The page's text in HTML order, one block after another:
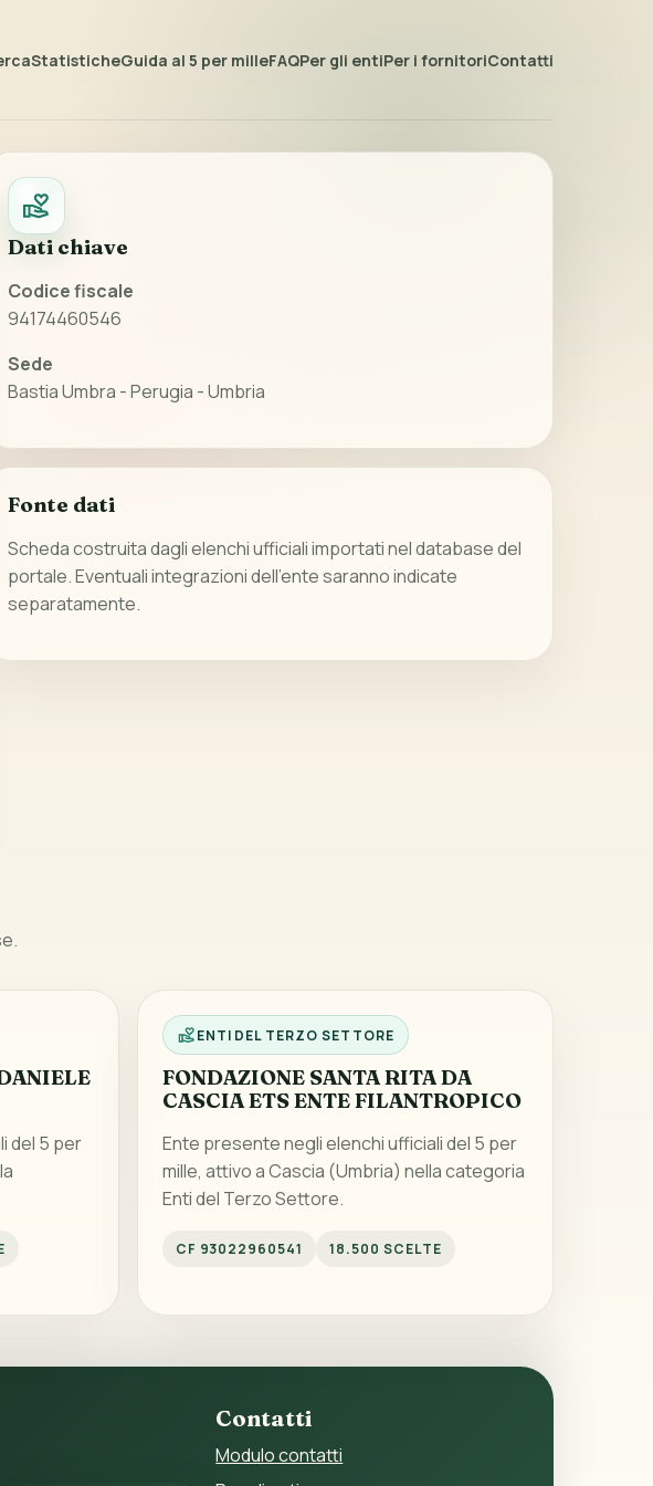
StatisticheGuida al 5 per milleFAQPer gli entiPer i fornitoriContatti
Dati chiave
Codice fiscale
94174460546
Sede
Bastia Umbra - Perugia - Umbria
Fonte dati
Scheda costruita dagli elenchi ufficiali importati nel database del
portale. Eventuali integrazioni dell’ente saranno indicate
separatamente.
del 5 per
ENTI DEL TERZO SETTORE
FONDAZIONE SANTA RITA DA
CASCIA ETS ENTE FILANTROPICO
Ente presente negli elenchi ufficiali del 5 per
mille, attivo a Cascia (Umbria) nella categoria
Enti del Terzo Settore.
CF 93022960541 18.500 SCELTE
Contatti
Modulo contatti